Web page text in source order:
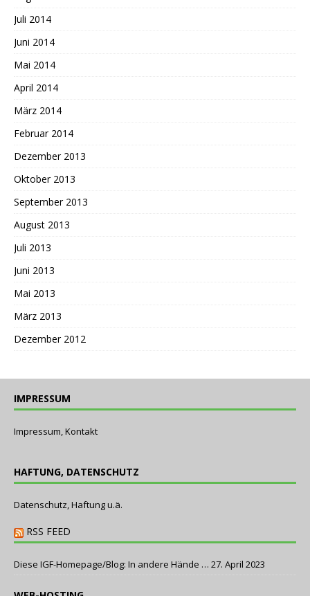
Juli 2014
Juni 2014
Mai 2014
April 2014
März 2014
Februar 2014
Dezember 2013
Oktober 2013
September 2013
August 2013
Juli 2013
Juni 2013
Mai 2013
März 2013
Dezember 2012
IMPRESSUM
Impressum, Kontakt
HAFTUNG, DATENSCHUTZ
Datenschutz, Haftung u.ä.
RSS FEED
Diese IGF-Homepage/Blog: In andere Hände … 27. April 2023